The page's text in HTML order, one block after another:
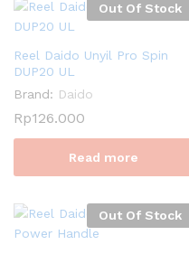
Out Of Stock
Reel Daido Unyil Pro Spin
DUP20 UL
Brand: Daido
Rp126.000
Read more
Out Of Stock